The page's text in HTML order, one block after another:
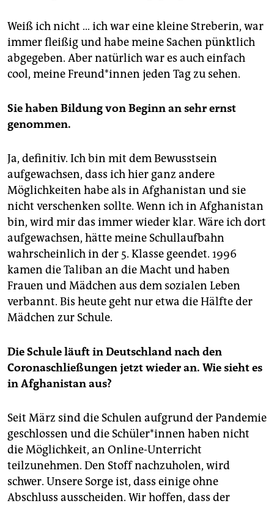
Weiß ich nicht … ich war eine kleine Streberin, war
immer fleißig und habe meine Sachen pünktlich
abgegeben. Aber natürlich war es auch einfach
cool, meine Freund*innen jeden Tag zu sehen.
Sie haben Bildung von Beginn an sehr ernst
genommen.
Ja, definitiv. Ich bin mit dem Bewusstsein
aufgewachsen, dass ich hier ganz andere
Möglichkeiten habe als in Afghanistan und sie
nicht verschenken sollte. Wenn ich in Afghanistan
bin, wird mir das immer wieder klar. Wäre ich dort
aufgewachsen, hätte meine Schullaufbahn
wahrscheinlich in der 5. Klasse geendet. 1996
kamen die Taliban an die Macht und haben
Frauen und Mädchen aus dem sozialen Leben
verbannt. Bis heute geht nur etwa die Hälfte der
Mädchen zur Schule.
Die Schule läuft in Deutschland nach den
Coronaschließungen jetzt wieder an. Wie sieht es
in Afghanistan aus?
Seit März sind die Schulen aufgrund der Pandemie
geschlossen und die Schüler*innen haben nicht
die Möglichkeit, an Online-Unterricht
teilzunehmen. Den Stoff nachzuholen, wird
schwer. Unsere Sorge ist, dass einige ohne
Abschluss ausscheiden. Wir hoffen, dass der